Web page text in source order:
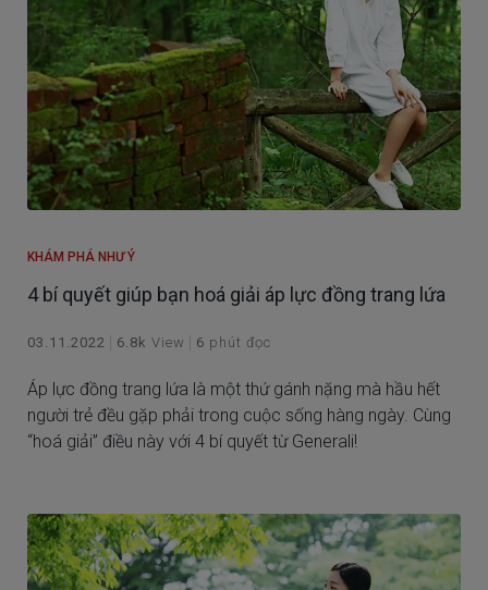
KHÁM PHÁ NHƯ Ý
4 bí quyết giúp bạn hoá giải áp lực đồng trang lứa
03.11.2022 6.8k View 6 phút đọc
Áp lực đồng trang lứa là một thứ gánh nặng mà hầu hết
người trẻ đều gặp phải trong cuộc sống hàng ngày. Cùng
“hoá giải” điều này với 4 bí quyết từ Generali!